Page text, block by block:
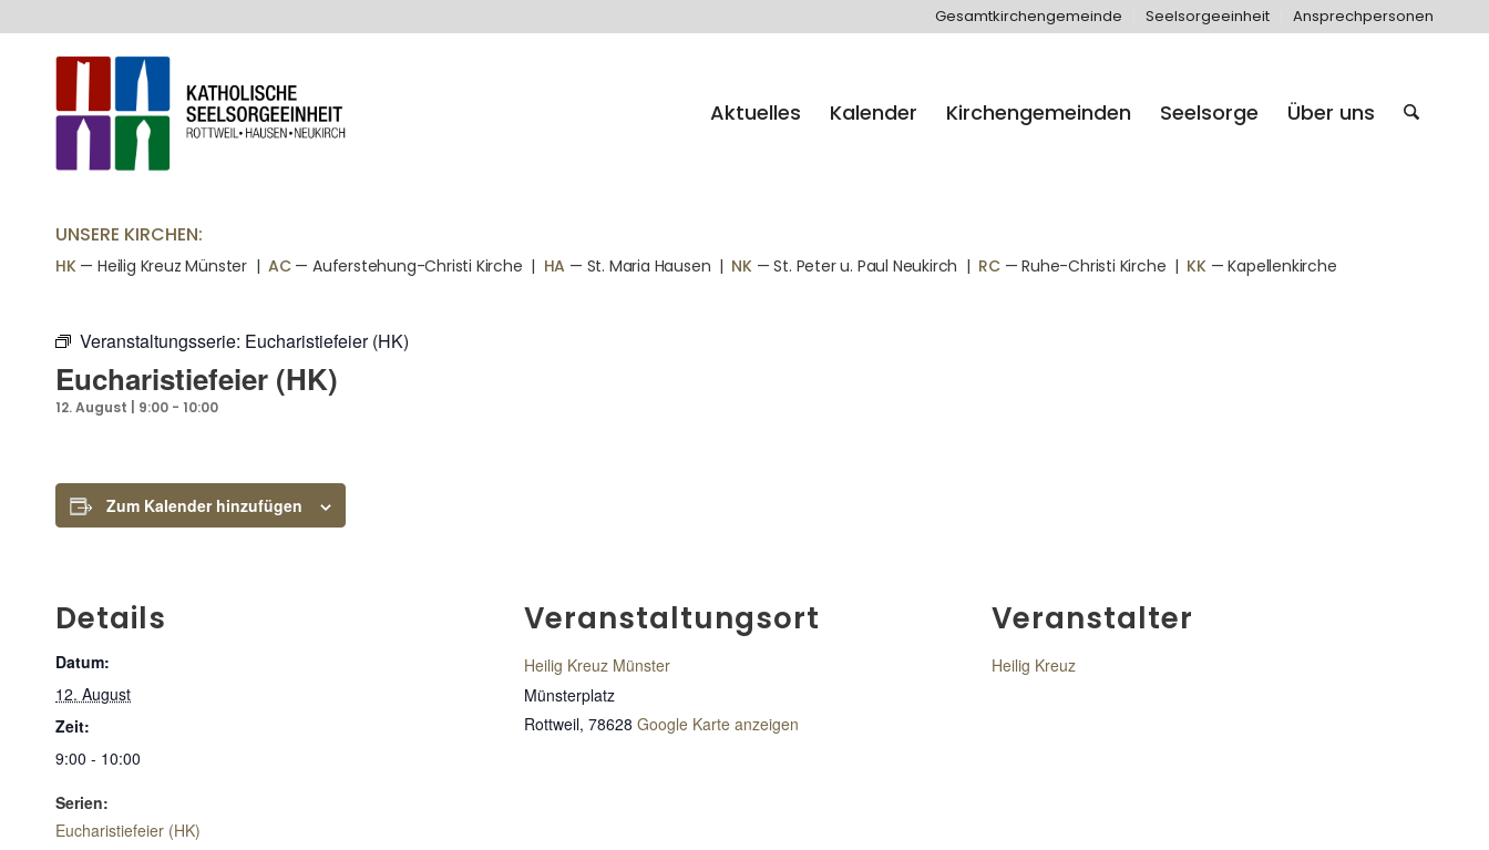
Gesamtkirchengemeinde Seelsorgeeinheit Ansprechpersonen
Aktuelles Kalender Kirchengemeinden Seelsorge Über uns
UNSERE KIRCHEN:
HK— Heilig Kreuz Münster |AC— Auferstehung-Christi Kirche | HA — St. Maria Hausen | NK — St. Peter u. Paul Neukirch | RC— Ruhe-Christi Kirche | KK — Kapellenkirche
Veranstaltungsserie: Eucharistiefeier (HK)
Eucharistiefeier (HK)
12. August | 9:00 - 10:00
Zum Kalender hinzufügen
Details
Datum:
12. August
Zeit:
9:00 - 10:00
Serien:
Eucharistiefeier (HK)
Veranstaltungsort
Heilig Kreuz Münster
Münsterplatz
Rottweil, 78628 Google Karte anzeigen
Veranstalter
Heilig Kreuz